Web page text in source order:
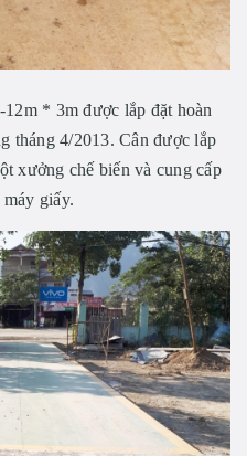
* 3m được lắp đặt hoàn
tháng 4/2013. Cân được lắp
xưởng chế biến và cung cấp
giấy.